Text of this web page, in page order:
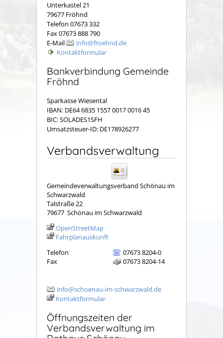
Unterkastel 21
79677 Fröhnd
Telefon 07673 332
Fax 07673 888 790
E-Mail
info@froehnd.de
Kontaktformular
Bankverbindung Gemeinde
Fröhnd
Sparkasse Wiesental
IBAN: DE64 6835 1557 0017 0016 45
BIC: SOLADES1SFH
Umsatzsteuer-ID: DE178926277
Verbandsverwaltung
Gemeindeverwaltungsverband Schönau im
Schwarzwald
Talstraße 22
79677 Schönau im Schwarzwald
OpenStreetMap
Fahrplanauskunft
Telefon
07673 8204-0
Fax
07673 8204-14
info@schoenau-im-schwarzwald.de
Kontaktformular
Öffnungszeiten der
Verbandsverwaltung im